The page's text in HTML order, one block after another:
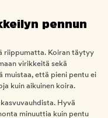
pennun
riippumatta. Koiran täytyy
virikkeitä sekä
muistaa, että pieni pentu ei
kuin aikuinen koira.
Hyvä
minuuttia kuin pentu